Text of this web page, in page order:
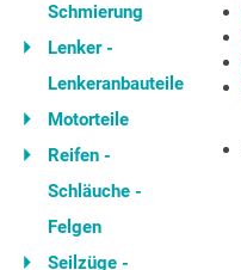
Schmierung
Lenker -
Lenkeranbauteile
Motorteile
Reifen -
Schläuche -
Felgen
Seilzüge -